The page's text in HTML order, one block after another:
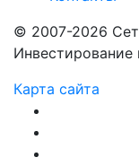
© 2007-2026
Инвестирование
Карта сайта